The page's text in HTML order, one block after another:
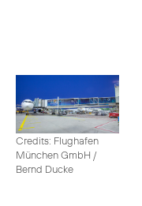
Credits: Flughafen
München GmbH /
Bernd Ducke